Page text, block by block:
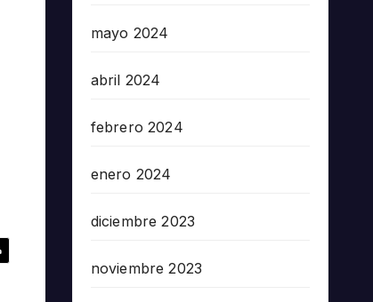
mayo 2024
abril 2024
febrero 2024
enero 2024
diciembre 2023
noviembre 2023